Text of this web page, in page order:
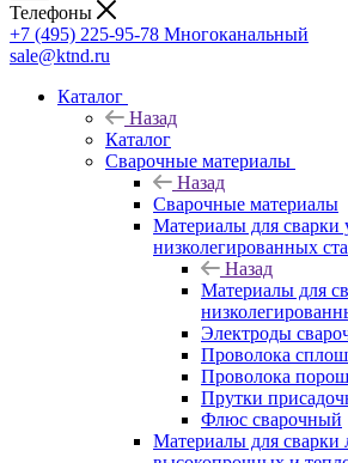
Телефоны
+7 (495) 225-95-78 Многоканальный
sale@ktnd.ru
Каталог
Назад
Каталог
Сварочные материалы
Назад
Сварочные материалы
Материалы для сварки
низколегированных
Назад
Материалы для
Электроды
Проволока
Проволока
Прутки
Флюс сварочный
Материалы для сварки